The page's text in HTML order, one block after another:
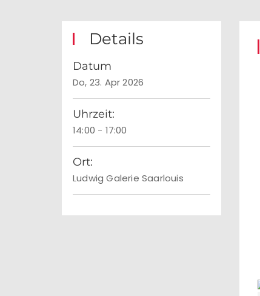
Details
Datum
Do, 23. Apr 2026
Uhrzeit:
14:00 - 17:00
Ort:
Ludwig Galerie Saarlouis